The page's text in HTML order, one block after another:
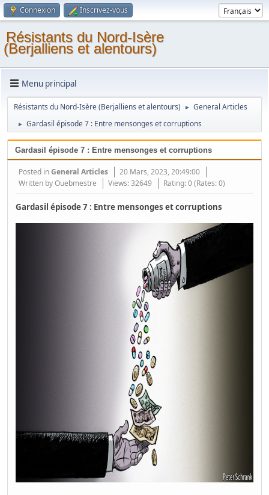
Connexion Inscrivez-vous
Résistants du Nord-Isère
(Berjalliens et alentours)
Menu principal
Résistants du Nord-Isère (Berjalliens et alentours) ► General Articles
► Gardasil épisode 7 : Entre mensonges et corruptions
Gardasil épisode 7 : Entre mensonges et corruptions
Posted inGeneral Articles
20 Mars, 2023, 20:49:00
Written byOuebmestre Views: 32649 Rating: 0 (Rates: 0)
Gardasil épisode 7 : Entre mensonges et corruptions